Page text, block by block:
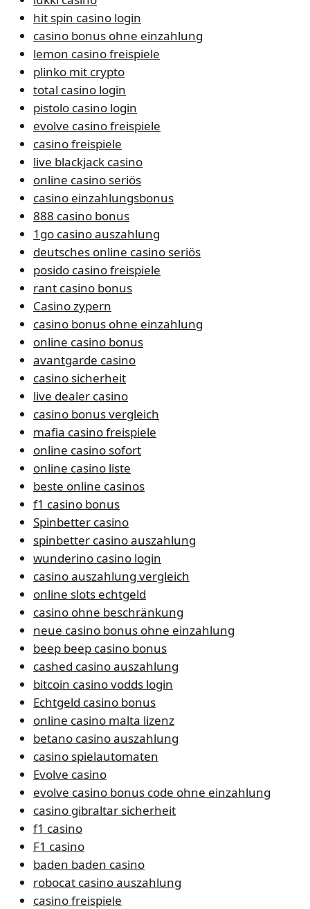
hit spin casino login
casino bonus ohne einzahlung
lemon casino freispiele
plinko mit crypto
total casino login
pistolo casino login
evolve casino freispiele
casino freispiele
live blackjack casino
online casino seriös
casino einzahlungsbonus
888 casino bonus
1go casino auszahlung
deutsches online casino seriös
posido casino freispiele
rant casino bonus
Casino zypern
casino bonus ohne einzahlung
online casino bonus
avantgarde casino
casino sicherheit
live dealer casino
casino bonus vergleich
mafia casino freispiele
online casino sofort
online casino liste
beste online casinos
f1 casino bonus
Spinbetter casino
spinbetter casino auszahlung
wunderino casino login
casino auszahlung vergleich
online slots echtgeld
casino ohne beschränkung
neue casino bonus ohne einzahlung
beep beep casino bonus
cashed casino auszahlung
bitcoin casino vodds login
Echtgeld casino bonus
online casino malta lizenz
betano casino auszahlung
casino spielautomaten
Evolve casino
evolve casino bonus code ohne einzahlung
casino gibraltar sicherheit
f1 casino
F1 casino
baden baden casino
robocat casino auszahlung
casino freispiele